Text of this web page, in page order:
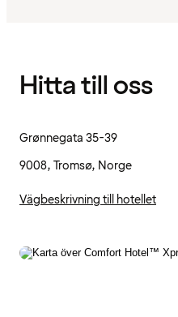
Hitta till oss
Grønnegata 35-39
9008, Tromsø, Norge
Vägbeskrivning till hotellet